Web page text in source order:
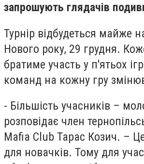
запрошують глядачів
Турнір відбудеться майже
Нового року, 29 грудня.
братиме участь у п'ятьох
команд на кожну гру
- Більшість учасників –
розповідає член
Mafia Club Тарас Козич. –
для новачків. Тому для